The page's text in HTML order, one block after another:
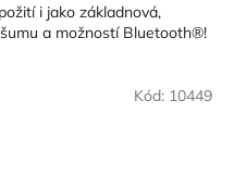
i jako základnová,
a možností Bluetooth®!
Kód: 10449